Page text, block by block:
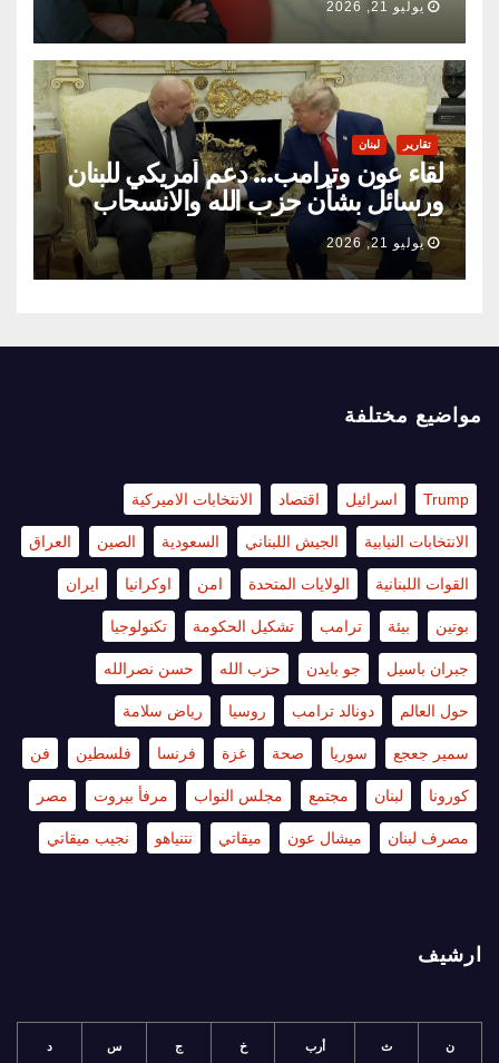
يوليو 21, 2026
تقارير لبنان
لقاء عون وترامب… دعم أمريكي للبنان
ورسائل بشأن حزب الله والانسحاب
الإسرائيلي
يوليو 21, 2026
مواضيع مختلفة
Trump اسرائيل اقتصاد الانتخابات الاميركية
الانتخابات النيابية الجيش اللبناني السعودية الصين العراق
القوات اللبنانية الولايات المتحدة امن اوكرانيا ايران
بوتين بيئة ترامب تشكيل الحكومة تكنولوجيا
جبران باسيل جو بايدن حزب الله حسن نصرالله
حول العالم دونالد ترامب روسيا رياض سلامة
سمير جعجع سوريا صحة غزة فرنسا فلسطين فن
كورونا لبنان مجتمع مجلس النواب مرفأ بيروت مصر
مصرف لبنان ميشال عون ميقاتي نتنياهو نجيب ميقاتي
ارشيف
ن ث أرب خ ج س د